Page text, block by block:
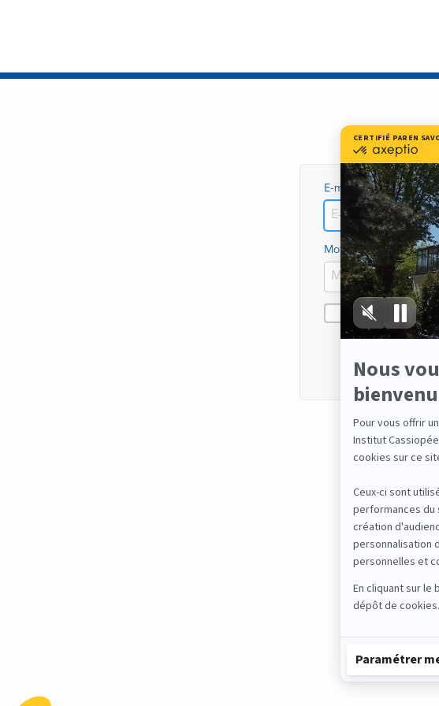
E-mail
Mot de passe
Mémoriser